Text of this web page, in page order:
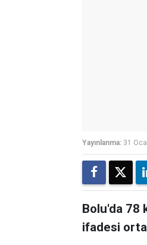
Yayınlanma: 31
Bolu'da 78
ifadesi